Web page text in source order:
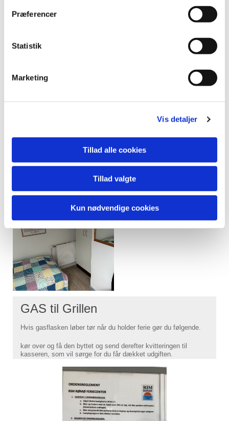
Præferencer
Statistik
Marketing
Vis detaljer
Tillad alle cookies
Tillad valgte
Kun nødvendige cookies
GAS til Grillen
Hvis gasflasken løber tør når du holder ferie gør du følgende.
kør over og få den byttet og send derefter kvitteringen til
kasseren, som vil sørge for du får dækket udgiften.